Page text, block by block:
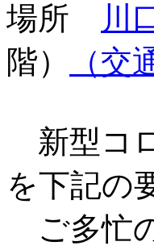
場所
川
階）
（交
新型コ
を下記の
ご多忙